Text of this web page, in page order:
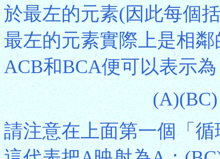
於最左的元素(因此每個
最左的元素實際上是相
ACB和BCA便可以表示為
請注意在上面第一個「